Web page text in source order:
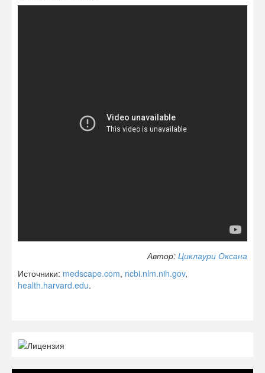
Автор: Циклаури Оксана
Источники: medscape.com, ncbi.nlm.nih.gov,
health.harvard.edu.